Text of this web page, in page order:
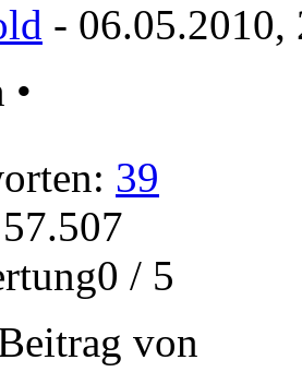
- 06.05.2010,
•
39
/ 5
von